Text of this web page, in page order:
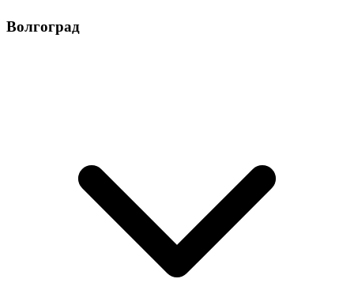
Волгоград